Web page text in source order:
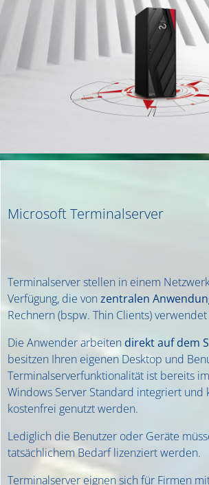
Microsoft Terminalserver
Terminalserver stellen in einem
Verfügung, die vonzentralen
Rechnern (bspw. Thin Clients)
Die Anwender arbeitendirekt auf dem
besitzen Ihren eigenen Desktop und
Terminalserverfunktionalität ist bereits
Windows Server Standard integriert und
kostenfrei genutzt werden.
Lediglich die Benutzer oder Geräte
tatsächlichem Bedarf lizenziert werden.
Terminalserver eignen sich für Firmen